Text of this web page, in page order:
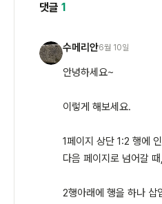
댓글 1
수 수메리안6월 10일
안녕하세요~
이렇게 해보세요.
1페이지 상단 1:2 행에
다음 페이지로 넘어갈
2행아래에 행을 하나 삽